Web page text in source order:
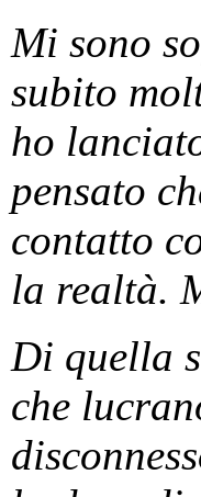
Mi sono
subito
ho
pensato
contatto
la realtà.
Di quella
che